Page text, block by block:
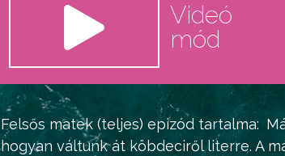
Felsős matek (teljes) epizód tartalma:
hogyan váltunk át köbdeciről literre. A
Videó
mód